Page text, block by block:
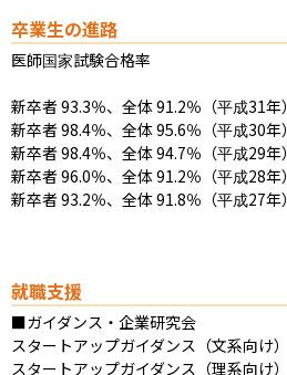
卒業生の進路
医師国家試験合格率
新卒者 93.3％、全体 91.2％（平成31年）
新卒者 98.4％、全体 95.6％（平成30年）
新卒者 98.4％、全体 94.7％（平成29年）
新卒者 96.0％、全体 91.2％（平成28年）
新卒者 93.2％、全体 91.8％（平成27年）
就職支援
■ガイダンス・企業研究会
スタートアップガイダンス（文系向け）
スタートアップガイダンス（理系向け）